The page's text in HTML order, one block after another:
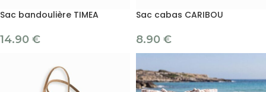
Sac bandoulière TIMEA
14.90 €
Sac cabas CARIBOU
8.90 €